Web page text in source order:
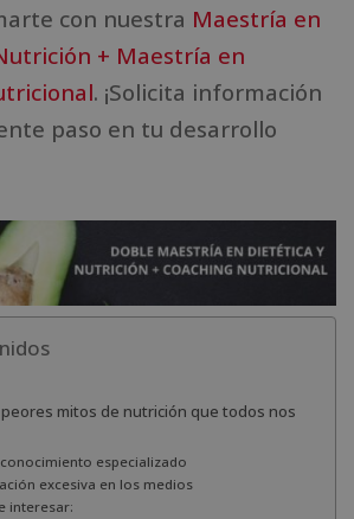
con nuestra Maestría en
+ Maestría en
. ¡Solicita información
paso en tu desarrollo
peores mitos de nutrición que todos nos
especializado
excesiva en los medios
interesar: